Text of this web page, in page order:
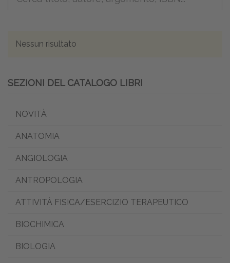
Nessun risultato
SEZIONI DEL CATALOGO LIBRI
NOVITÀ
ANATOMIA
ANGIOLOGIA
ANTROPOLOGIA
ATTIVITÀ FISICA/ESERCIZIO TERAPEUTICO
BIOCHIMICA
BIOLOGIA